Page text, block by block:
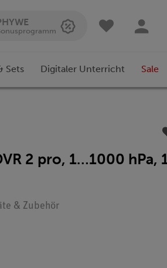
Sets Digitaler Unterricht Sale
2 pro, 1…1000 hPa,
& Zubehör